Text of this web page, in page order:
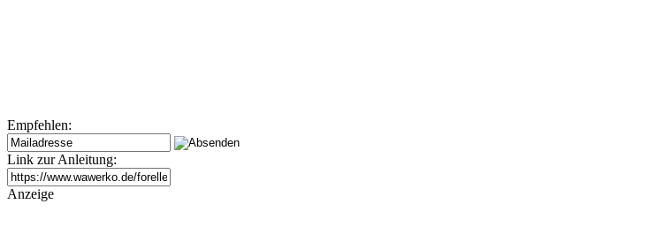
Empfehlen:
Link zur Anleitung:
Anzeige